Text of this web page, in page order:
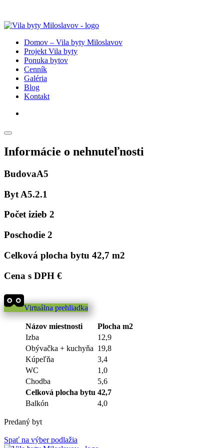
Domov – Vila byty Miloslavov
Projekt Vila byty
Ponuka bytov
Cenník
Galéria
Blog
Kontakt
Informácie o nehnuteľnosti
BudovaA5
Byt A5.2.1
Počet izieb 2
Poschodie 2
Celková plocha bytu 42,7 m2
Cena s DPH €
Virtuálna prehliadka
Názov miestnosti
Plocha m2
Izba
12,9
Obývačka + kuchyňa 19,8
Kúpeľňa
3,4
WC
1,0
Chodba
5,6
Celková plocha bytu 42,7
Balkón
4,0
Predaný byt
Spať na výber podlažia